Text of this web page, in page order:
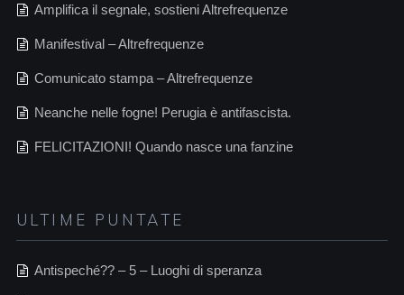
Amplifica il segnale, sostieni Altrefrequenze
Manifestival – Altrefrequenze
Comunicato stampa – Altrefrequenze
Neanche nelle fogne! Perugia è antifascista.
FELICITAZIONI! Quando nasce una fanzine
ULTIME PUNTATE
Antispeché?? – 5 – Luoghi di speranza